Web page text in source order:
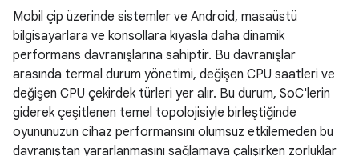
Mobil çip üzerinde sistemler ve Android, masaüstü
bilgisayarlara ve konsollara kıyasla daha dinamik
performans davranışlarına sahiptir. Bu davranışlar
arasında termal durum yönetimi, değişen CPU saatleri ve
değişen CPU çekirdek türleri yer alır. Bu durum, SoC'lerin
giderek çeşitlenen temel topolojisiyle birleştiğinde
oyununuzun cihaz performansını olumsuz etkilemeden bu
davranıştan yararlanmasını sağlamaya çalışırken zorluklar